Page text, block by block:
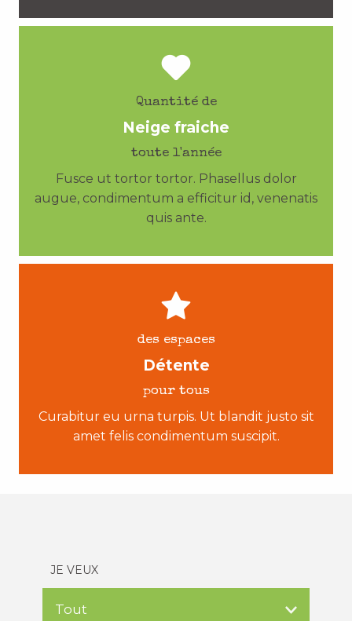
Quantité de
Neige fraiche
toute l'année
Fusce ut tortor tortor. Phasellus dolor
augue, condimentum a efficitur id, venenatis
quis ante.
des espaces
Détente
pour tous
Curabitur eu urna turpis. Ut blandit justo sit
amet felis condimentum suscipit.
JE VEUX